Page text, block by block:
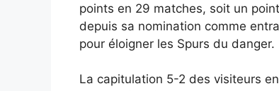
points en 29 matches, soit un
depuis sa nomination comme
pour éloigner les Spurs du danger.
La capitulation 5-2 des visiteurs